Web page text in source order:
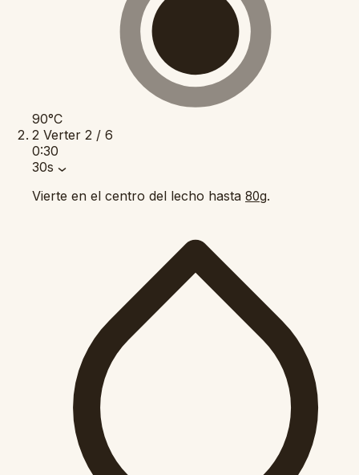
90°C
2 Verter 2 / 6
0:30
30s
Vierte en el centro del lecho hasta 80g.